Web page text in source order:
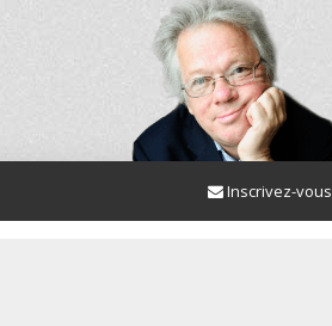
Inscrivez-vous